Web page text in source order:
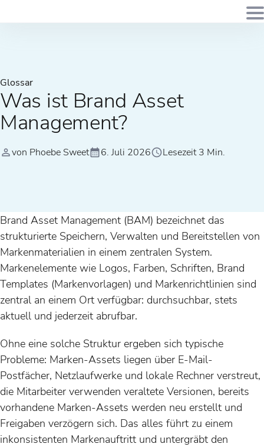
Glossar
Was ist Brand Asset
Management?
von Phoebe Sweet 6. Juli 2026 Lesezeit 3 Min.
Brand Asset Management (BAM) bezeichnet das
strukturierte Speichern, Verwalten und Bereitstellen von
Markenmaterialien in einem zentralen System.
Markenelemente wie Logos, Farben, Schriften, Brand
Templates (Markenvorlagen) und Markenrichtlinien sind
zentral an einem Ort verfügbar: durchsuchbar, stets
aktuell und jederzeit abrufbar.
Ohne eine solche Struktur ergeben sich typische
Probleme: Marken-Assets liegen über E-Mail-
Postfächer, Netzlaufwerke und lokale Rechner verstreut,
die Mitarbeiter verwenden veraltete Versionen, bereits
vorhandene Marken-Assets werden neu erstellt und
Freigaben verzögern sich. Das alles führt zu einem
inkonsistenten Markenauftritt und untergräbt den